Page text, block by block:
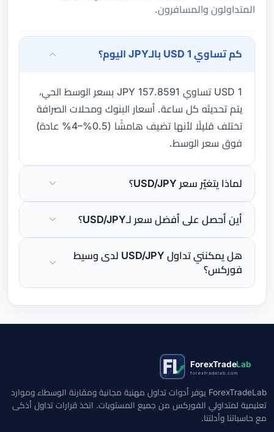
المتداولون والمسافرون.
كم تساوي 1 USD بالـJPY اليوم؟
1 USD تساوي 157.8591 JPY بسعر الوسط الحي،
يتم تحديثه كل ساعة. أسعار البنوك ومحلات الصرافة
تختلف قليلًا لأنها تضيف هامشًا (0.5%–4% عادة)
فوق سعر الوسط.
لماذا يتغيّر سعر USD/JPY؟
أين أحصل على أفضل سعر لـUSD/JPY؟
هل يمكنني تداول USD/JPY لدى وسيط
فوركس؟
ForexTradeLab
forextradelab.com
ForexTradeLab يوفر أدوات تداول مهنية مجانية ومقارنة الوسطاء وموارد
تعليمية لمتداولي الفوركس من جميع المستويات. اتخذ قرارات تداول أذكى
مع حاسباتنا وأدلتنا.